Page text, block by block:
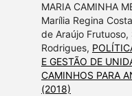
MARIA CAMINHA
Marília Regina
de Araújo Frutuoso,
Rodrigues,
E GESTÃO DE
CAMINHOS PARA
(2018)